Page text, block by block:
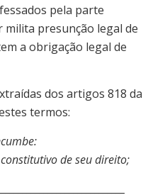
pela parte
presunção legal de
a obrigação legal de
dos artigos 818 da
termos:
de seu direito;